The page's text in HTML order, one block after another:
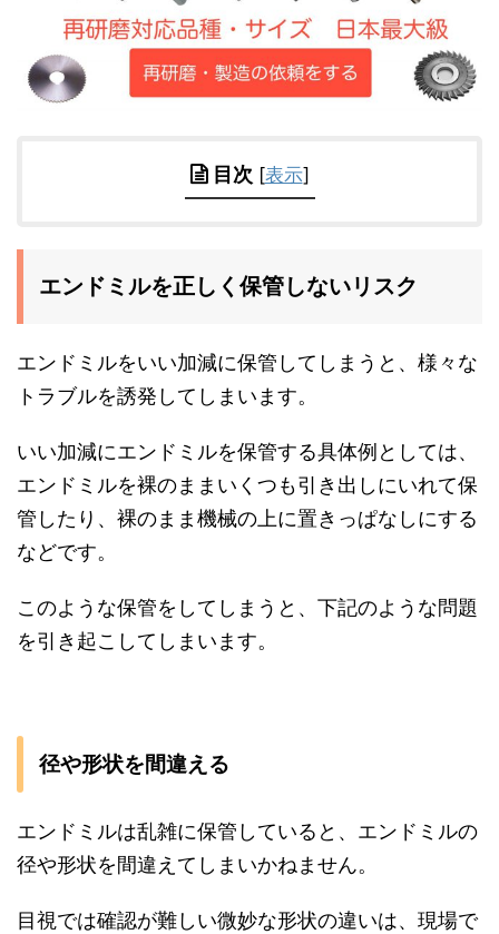
目次 [表示]
エンドミルを正しく保管しないリスク
エンドミルをいい加減に保管してしまうと、様々な
トラブルを誘発してしまいます。
いい加減にエンドミルを保管する具体例としては、
エンドミルを裸のままいくつも引き出しにいれて保
管したり、裸のまま機械の上に置きっぱなしにする
などです。
このような保管をしてしまうと、下記のような問題
を引き起こしてしまいます。
径や形状を間違える
エンドミルは乱雑に保管していると、エンドミルの
径や形状を間違えてしまいかねません。
目視では確認が難しい微妙な形状の違いは、現場で